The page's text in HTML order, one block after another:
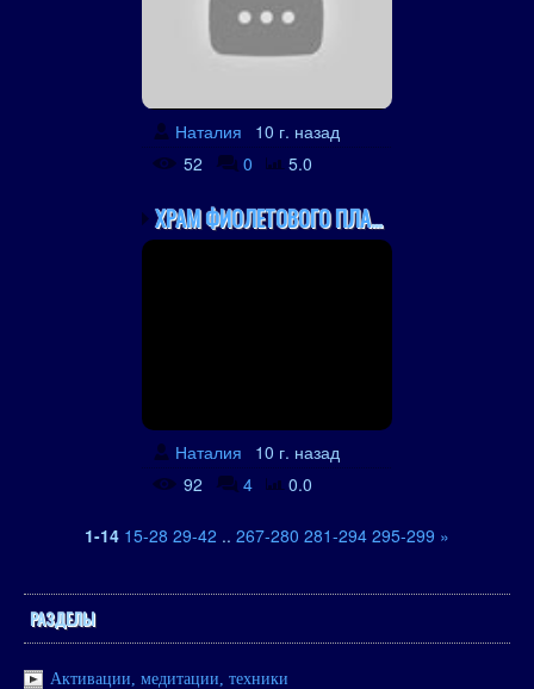
Наталия
10 г. назад
52
0 5.0
ХРАМ ФИОЛЕТОВОГО ПЛАМЕНИ
Наталия
10 г. назад
92
4 0.0
1-14 15-28 29-42 .. 267-280 281-294 295-299 »
РАЗДЕЛЫ
Активации, медитации, техники